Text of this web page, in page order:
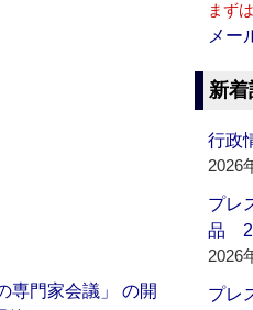
専門家会議」 の開
まず
メー
新着
行政
2026
プレ
品
2026
プレ